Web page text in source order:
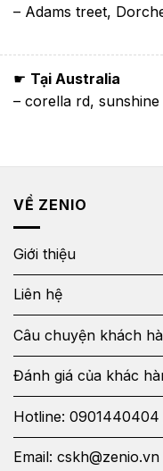
– Adams treet,
☛ Tại Australia
– corella rd,
VỀ ZENIO
Giới thiệu
Liên hệ
Câu chuyện khách
Đánh giá của khác
Hotline: 0901440404
Email: cskh@zenio.vn